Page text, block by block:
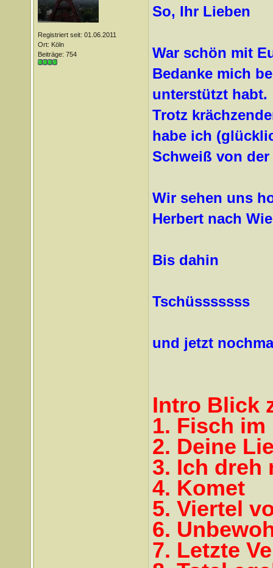
Registriert seit: 01.06.2011
Ort: Köln
Beiträge: 754
So, Ihr Lieben
War schön mit
Bedanke mich
unterstützt habt.
Trotz
habe ich
Schweiß von
Wir sehen uns
Herbert nach
Bis dahin
Tschüsssssss
und jetzt
Intro Blick
1. Fisch im
2. Deine
3. Ich dreh
4. Komet
5. Viertel
6.
7. Letzte